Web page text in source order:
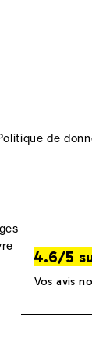
de
4.6/5
Vos avis